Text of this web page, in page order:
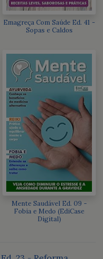
Emagreça Com Saúde Ed. 41 -
Sopas e Caldos
Mente Saudável Ed. 09 -
Fobia e Medo (EdiCase
Digital)